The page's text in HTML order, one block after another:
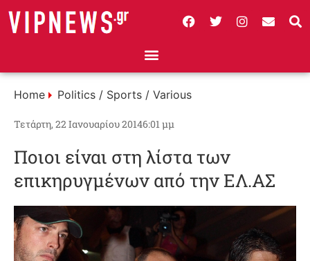
Home Politics / Sports / Various
Τετάρτη, 22 Ιανουαρίου 20146:01 μμ
Ποιοι είναι στη λίστα των
επικηρυγμένων από την ΕΛ.ΑΣ